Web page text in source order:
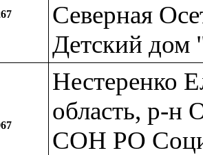
Северная
Детский
Нестеренко
область, р-н
СОН РО